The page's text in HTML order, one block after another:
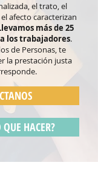
el trato, el
afecto caracterizan
más de 25
los trabajadores.
de Personas, te
la prestación justa
HACER?